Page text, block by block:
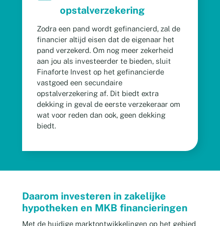
opstalverzekering
Zodra een pand wordt gefinancierd, zal de
financier altijd eisen dat de eigenaar het
pand verzekerd. Om nog meer zekerheid
aan jou als investeerder te bieden, sluit
Finaforte Invest op het gefinancierde
vastgoed een secundaire
opstalverzekering af. Dit biedt extra
dekking in geval de eerste verzekeraar om
wat voor reden dan ook, geen dekking
biedt.
Daarom investeren in zakelijke
hypotheken en MKB financieringen
Met de huidige marktontwikkelingen op het gebied